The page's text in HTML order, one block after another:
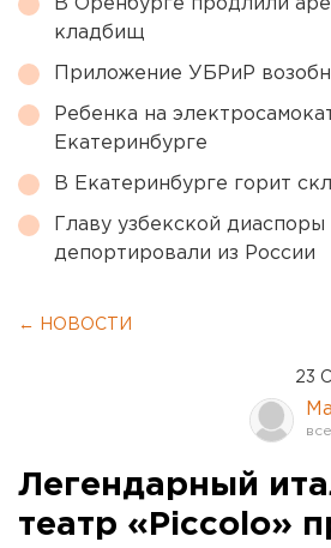
В Оренбурге продлили
кладбищ
Приложение УБРиР
Ребенка на
Екатеринбурге
В Екатеринбурге горит
Главу узбекской
депортировали из России
← НОВОСТИ
23
Легендарный
театр «Piccolo»